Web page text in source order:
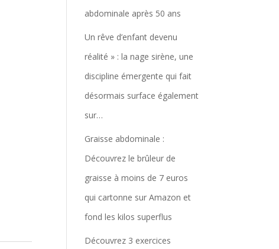
abdominale après 50 ans
Un rêve d’enfant devenu
réalité » : la nage sirène, une
discipline émergente qui fait
désormais surface également
sur…
Graisse abdominale :
Découvrez le brûleur de
graisse à moins de 7 euros
qui cartonne sur Amazon et
fond les kilos superflus
Découvrez 3 exercices